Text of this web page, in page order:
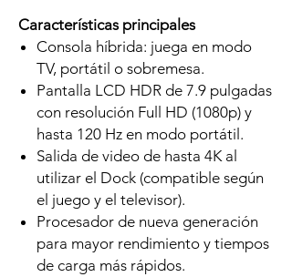
Características principales
Consola híbrida: juega en modo
TV, portátil o sobremesa.
Pantalla LCD HDR de 7.9 pulgadas
con resolución Full HD (1080p) y
hasta 120 Hz en modo portátil.
Salida de video de hasta 4K al
utilizar el Dock (compatible según
el juego y el televisor).
Procesador de nueva generación
para mayor rendimiento y tiempos
de carga más rápidos.